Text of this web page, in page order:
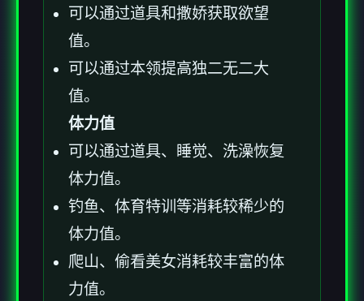
可以通过道具和撒娇获取欲望
值。
可以通过本领提高独二无二大
值。
体力值
可以通过道具、睡觉、洗澡恢复
体力值。
钓鱼、体育特训等消耗较稀少的
体力值。
爬山、偷看美女消耗较丰富的体
力值。